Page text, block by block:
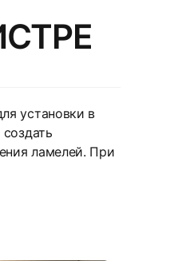
установки в
ламелей. При